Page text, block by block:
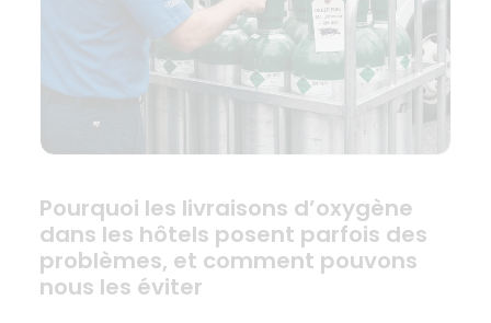
Pourquoi les livraisons d’oxygène
dans les hôtels posent parfois des
problèmes, et comment pouvons
nous les éviter